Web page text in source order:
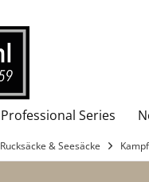
Professional Series
Rucksäcke & Seesäcke